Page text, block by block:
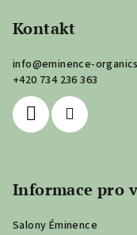
Kontakt
info@eminence-
+420 734 236 363
Informace pro
Salony Éminence